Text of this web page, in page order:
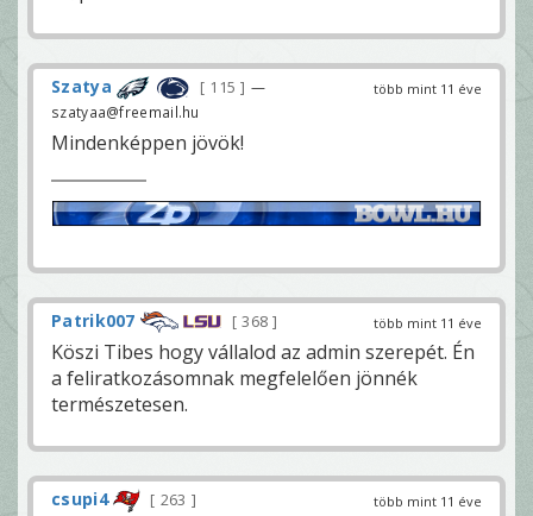
több mint 11 éve
Szatya 115
—
szatyaa@freemail.hu
Mindenképpen jövök!
több mint 11 éve
Patrik007 368
Köszi Tibes hogy vállalod az admin szerepét. Én
a feliratkozásomnak megfelelően jönnék
természetesen.
több mint 11 éve
csupi4 263